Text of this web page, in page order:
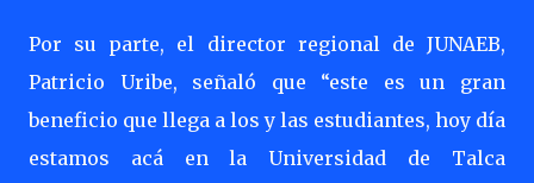
Por su parte, el director regional de JUNAEB,
Patricio Uribe, señaló que “este es un gran
beneficio que llega a los y las estudiantes, hoy día
estamos acá en la Universidad de Talca